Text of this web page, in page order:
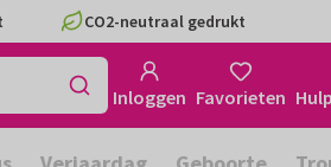
CO2-neutraal gedrukt
Inloggen Favorieten